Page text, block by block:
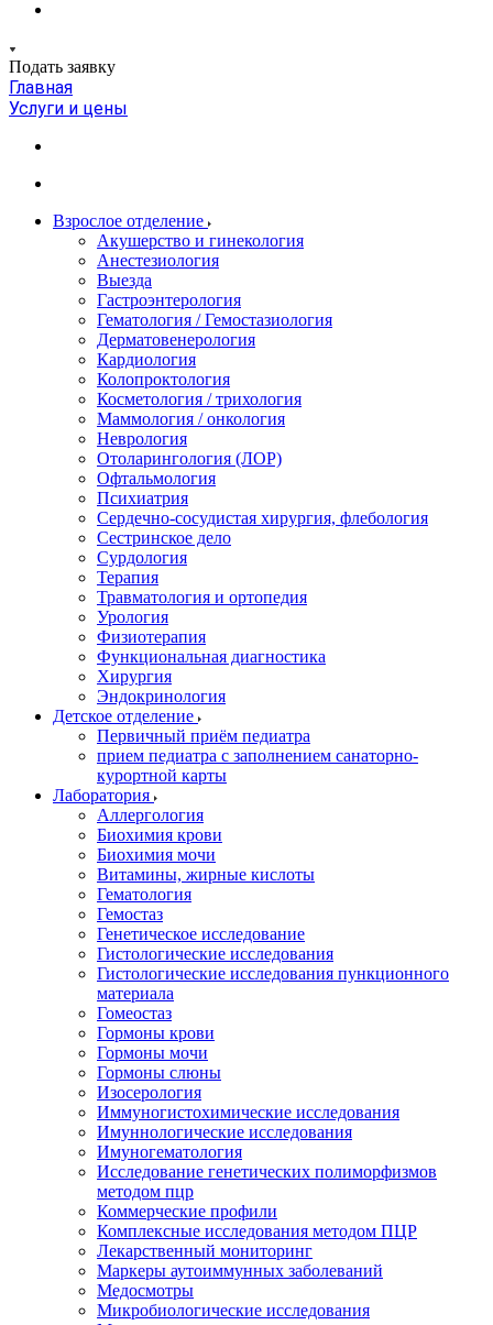
Подать заявку
Главная
Услуги и цены
Взрослое отделение
Акушерство и гинекология
Анестезиология
Выезда
Гастроэнтерология
Гематология / Гемостазиология
Дерматовенерология
Кардиология
Колопроктология
Косметология / трихология
Маммология / онкология
Неврология
Отоларингология (ЛОР)
Офтальмология
Психиатрия
Сердечно-сосудистая хирургия, флебология
Сестринское дело
Сурдология
Терапия
Травматология и ортопедия
Урология
Физиотерапия
Функциональная диагностика
Хирургия
Эндокринология
Детское отделение
Первичный приём педиатра
прием педиатра с заполнением санаторно-
курортной карты
Лаборатория
Аллергология
Биохимия крови
Биохимия мочи
Витамины, жирные кислоты
Гематология
Гемостаз
Генетическое исследование
Гистологические исследования
Гистологические исследования пункционного
материала
Гомеостаз
Гормоны крови
Гормоны мочи
Гормоны слюны
Изосерология
Иммуногистохимические исследования
Имуннологические исследования
Имуногематология
Исследование генетических полиморфизмов
методом пцр
Коммерческие профили
Комплексные исследования методом ПЦР
Лекарственный мониторинг
Маркеры аутоиммунных заболеваний
Медосмотры
Микробиологические исследования